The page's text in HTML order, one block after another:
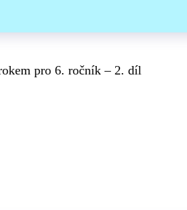
pro 6. ročník – 2. díl